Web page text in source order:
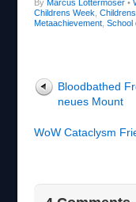
By Marcus Lottermoser•
Childrens Week
Metaachievement, School
Bloodbathed
neues Mount
WoW Cataclysm